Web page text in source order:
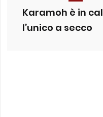
Karamoh è in
l’unico a secco